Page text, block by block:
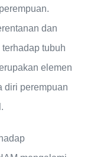
dan
tubuh
elemen
diri perempuan